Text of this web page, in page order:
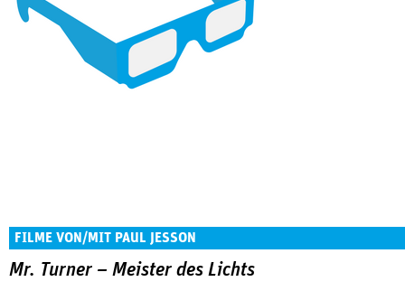
FILME VON/MIT PAUL JESSON
Mr. Turner – Meister des Lichts